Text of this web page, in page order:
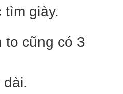
tìm giày.
to cũng có 3
dài.